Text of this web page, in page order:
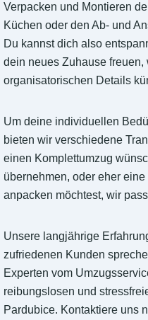
Verpacken und Montieren
Küchen oder den Ab- und
Du kannst dich also
dein neues Zuhause
organisatorischen Details
Um deine individuellen
bieten wir verschiedene
einen Komplettumzug
übernehmen, oder eher
anpacken möchtest, wir
Unsere langjährige
zufriedenen Kunden
Experten vom
reibungslosen und
Pardubice. Kontaktiere uns